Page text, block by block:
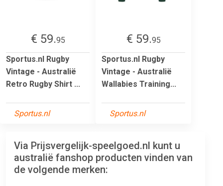
€ 59.95
Sportus.nl Rugby
Vintage - Australië
Retro Rugby Shirt ...
Sportus.nl
€ 59.95
Sportus.nl Rugby
Vintage - Australië
Wallabies Training...
Sportus.nl
Via Prijsvergelijk-speelgoed.nl kunt u
australië fanshop producten vinden van
de volgende merken: